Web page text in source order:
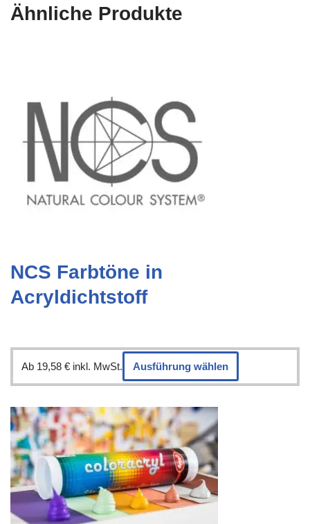
Ähnliche Produkte
NCS Farbtöne in
Acryldichtstoff
Ab 19,58 € inkl. MwSt. Ausführung wählen